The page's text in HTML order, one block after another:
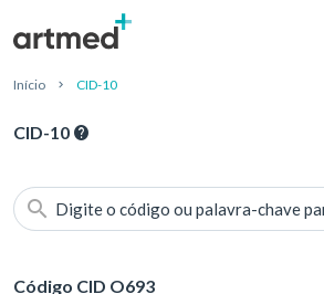
Início CID-10
CID-10
Digite o código ou palavra-chave
Código CID O693